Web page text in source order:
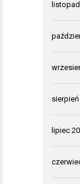
listopad
sierpień
lipiec